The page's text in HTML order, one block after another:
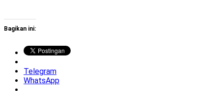
Bagikan ini:
Telegram
WhatsApp